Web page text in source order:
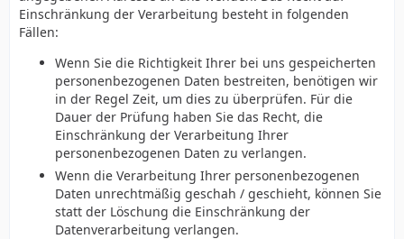
Einschränkung der Verarbeitung besteht in folgenden
Fällen:
Wenn Sie die Richtigkeit Ihrer bei uns gespeicherten
personenbezogenen Daten bestreiten, benötigen wir
in der Regel Zeit, um dies zu überprüfen. Für die
Dauer der Prüfung haben Sie das Recht, die
Einschränkung der Verarbeitung Ihrer
personenbezogenen Daten zu verlangen.
Wenn die Verarbeitung Ihrer personenbezogenen
Daten unrechtmäßig geschah / geschieht, können Sie
statt der Löschung die Einschränkung der
Datenverarbeitung verlangen.